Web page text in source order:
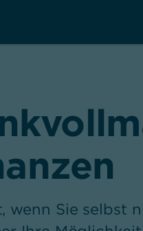
wenn Sie selbst